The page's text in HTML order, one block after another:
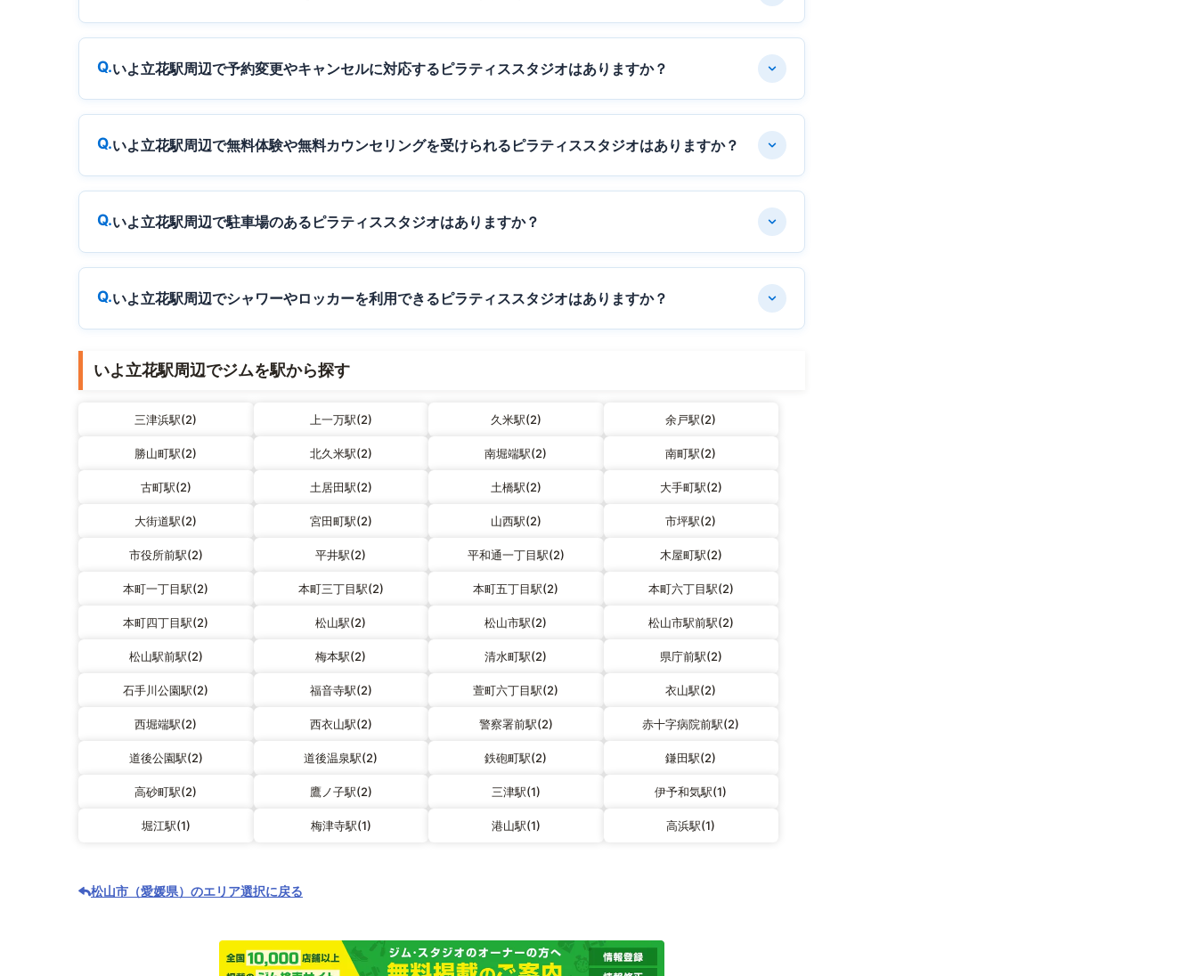
いよ立花駅周辺で予約変更やキャンセルに対応するピラティススタジオはありますか？
いよ立花駅周辺で無料体験や無料カウンセリングを受けられるピラティススタジオはありますか？
いよ立花駅周辺で駐車場のあるピラティススタジオはありますか？
いよ立花駅周辺でシャワーやロッカーを利用できるピラティススタジオはありますか？
いよ立花駅周辺でジムを駅から探す
三津浜駅(2) 上一万駅(2) 久米駅(2) 余戸駅(2)
勝山町駅(2) 北久米駅(2) 南堀端駅(2) 南町駅(2)
古町駅(2) 土居田駅(2) 土橋駅(2) 大手町駅(2)
大街道駅(2) 宮田町駅(2) 山西駅(2) 市坪駅(2)
市役所前駅(2) 平井駅(2) 平和通一丁目駅(2) 木屋町駅(2)
本町一丁目駅(2) 本町三丁目駅(2) 本町五丁目駅(2) 本町六丁目駅(2)
本町四丁目駅(2) 松山駅(2) 松山市駅(2) 松山市駅前駅(2)
松山駅前駅(2) 梅本駅(2) 清水町駅(2) 県庁前駅(2)
石手川公園駅(2) 福音寺駅(2) 萱町六丁目駅(2) 衣山駅(2)
西堀端駅(2) 西衣山駅(2) 警察署前駅(2) 赤十字病院前駅(2)
道後公園駅(2) 道後温泉駅(2) 鉄砲町駅(2) 鎌田駅(2)
高砂町駅(2) 鷹ノ子駅(2) 三津駅(1) 伊予和気駅(1)
堀江駅(1) 梅津寺駅(1) 港山駅(1) 高浜駅(1)
松山市（愛媛県）のエリア選択に戻る